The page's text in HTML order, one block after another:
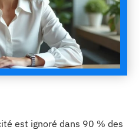
est ignoré dans 90 % des